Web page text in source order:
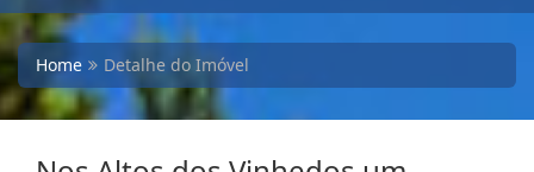
Home Detalhe do Imóvel